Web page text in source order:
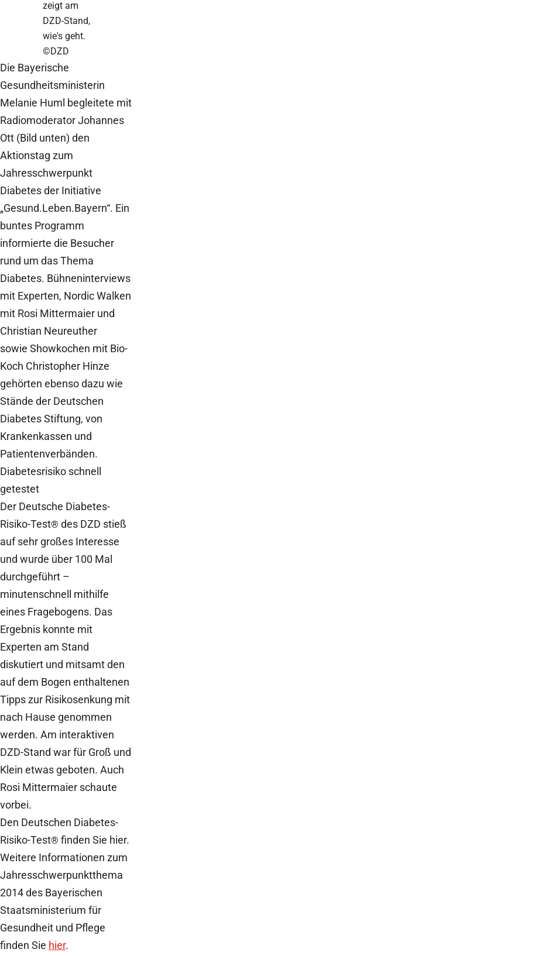
zeigt am
DZD-Stand,
wie's geht.
©DZD
Die Bayerische
Gesundheitsministerin
Melanie Huml begleitete mit
Radiomoderator Johannes
Ott (Bild unten) den
Aktionstag zum
Jahresschwerpunkt
Diabetes der Initiative
„Gesund.Leben.Bayern“. Ein
buntes Programm
informierte die Besucher
rund um das Thema
Diabetes. Bühneninterviews
mit Experten, Nordic Walken
mit Rosi Mittermaier und
Christian Neureuther
sowie Showkochen mit Bio-
Koch Christopher Hinze
gehörten ebenso dazu wie
Stände der Deutschen
Diabetes Stiftung, von
Krankenkassen und
Patientenverbänden.
Diabetesrisiko schnell
getestet
Der Deutsche Diabetes-
Risiko-Test® des DZD stieß
auf sehr großes Interesse
und wurde über 100 Mal
durchgeführt –
minutenschnell mithilfe
eines Fragebogens. Das
Ergebnis konnte mit
Experten am Stand
diskutiert und mitsamt den
auf dem Bogen enthaltenen
Tipps zur Risikosenkung mit
nach Hause genommen
werden. Am interaktiven
DZD-Stand war für Groß und
Klein etwas geboten. Auch
Rosi Mittermaier schaute
vorbei.
Den Deutschen Diabetes-
Risiko-Test® finden Sie hier.
Weitere Informationen zum
Jahresschwerpunktthema
2014 des Bayerischen
Staatsministerium für
Gesundheit und Pflege
finden Sie hier.